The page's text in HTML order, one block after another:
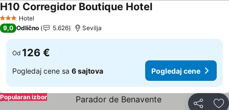
3 Zvezdice
Hotel
H10 Corregidor Boutique HotelPogledaj cene
9,0 Odlično 5.626 Sevilja
Od 126 €
Pogledaj cene sa 6 sajtova Pogledaj cene
Deli
Popularan izbor